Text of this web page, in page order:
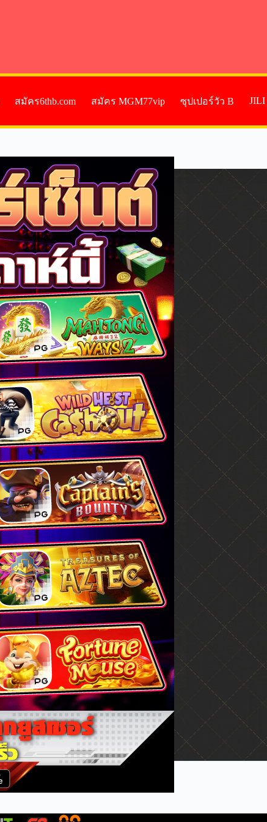
สมัคร6thb.com สมัคร MGM77vip ซุปเปอร์วัว B JILI